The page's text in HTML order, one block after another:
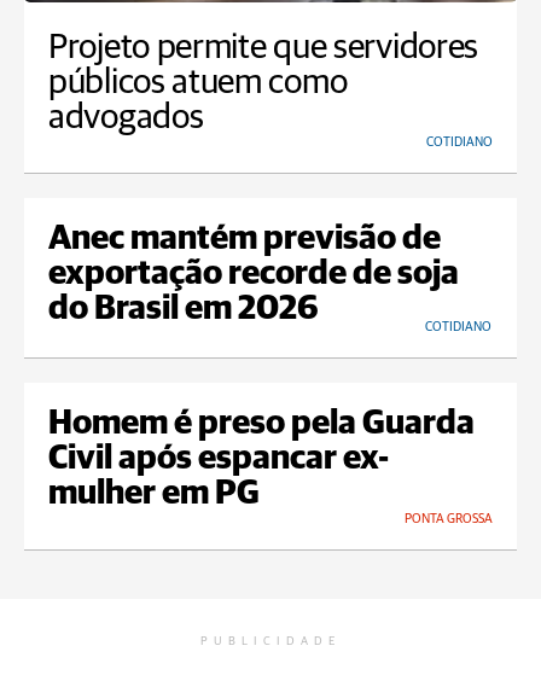
Projeto permite que servidores
públicos atuem como
advogados
COTIDIANO
Anec mantém previsão de
exportação recorde de soja
do Brasil em 2026
COTIDIANO
Homem é preso pela Guarda
Civil após espancar ex-
mulher em PG
PONTA GROSSA
PUBLICIDADE